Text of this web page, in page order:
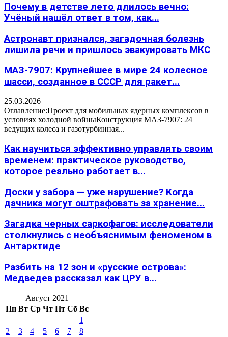
Почему в детстве лето длилось вечно:
Учёный нашёл ответ в том, как...
Астронавт признался, загадочная болезнь
лишила речи и пришлось эвакуировать МКС
МАЗ-7907: Крупнейшее в мире 24 колесное
шасси, созданное в СССР для ракет...
25.03.2026
Оглавление:Проект для мобильных ядерных комплексов в
условиях холодной войныКонструкция МАЗ-7907: 24
ведущих колеса и газотурбинная...
Как научиться эффективно управлять своим
временем: практическое руководство,
которое реально работает в...
Доски у забора — уже нарушение? Когда
дачника могут оштрафовать за хранение...
Загадка черных саркофагов: исследователи
столкнулись с необъяснимым феноменом в
Антарктиде
Разбить на 12 зон и «русские острова»:
Медведев рассказал как ЦРУ в...
Август 2021
Пн Вт Ср Чт Пт Сб Вс
1
2
3 4 5 6 7
8